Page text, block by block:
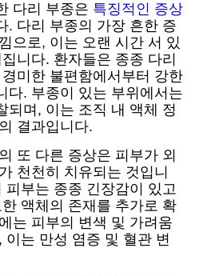
다리 부종은 특징적인 증상
. 다리 부종의 가장 흔한 증
으로, 이는 오랜 시간 서 있
니다. 환자들은 종종 다리
미한 불편함에서부터 강한
다. 부종이 있는 부위에서는
되며, 이는 조직 내 액체 정
결과입니다.
또 다른 증상은 피부가 외
천천히 치유되는 것입니
피부는 종종 긴장감이 있고
액체의 존재를 추가로 확
는 피부의 변색 및 가려움
는 만성 염증 및 혈관 변